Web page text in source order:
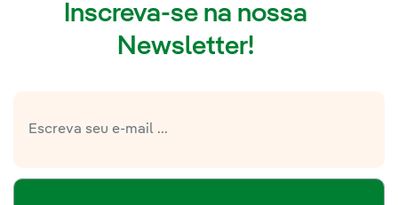
Inscreva-se na nossa
Newsletter!